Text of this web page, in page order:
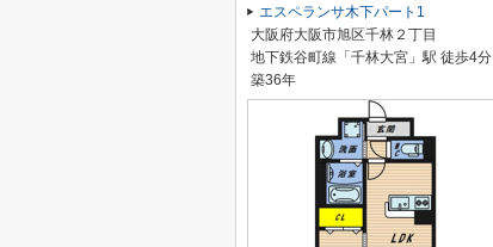
エスペランサ木下パート1
大阪府大阪市旭区千林２丁目
地下鉄谷町線「千林大宮」駅 徒歩4分
築36年